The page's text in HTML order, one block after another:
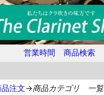
営業時間 商品検索
注文→商品カテゴリ 一覧